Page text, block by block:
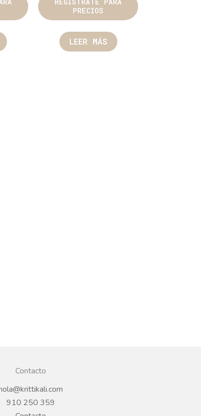
PRECIOS
LEER MÁS
Contacto
910 250 359